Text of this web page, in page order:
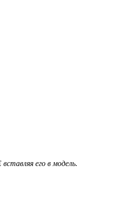
его в модель.